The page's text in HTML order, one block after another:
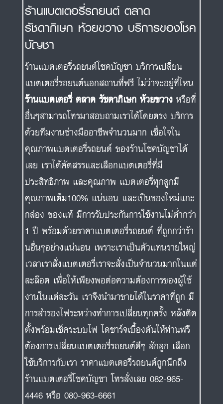
ร้านแบตเตอรี่รถยนต์ ตลาด
รัชดาภิเษก ห้วยขวาง บริการของโชค
บัญชา
ร้านแบตเตอรี่รถยนต์โชคบัญชา บริการเปลี่ยน
แบตเตอรี่รถยนต์นอกสถานที่ฟรี ไม่ว่าจะอยู่ที่ไหน
ร้านแบตเตอรี่ ตลาด รัชดาภิเษก ห้วยขวาง หรือที่
อื่นๆสามารถโทรมาสอบถามเราได้โดยตรง บริการ
ด้วยทีมงานช่างมืออาชีพจำนวนมาก เชื่อใจใน
คุณภาพแบตเตอรี่รถยนต์ ของร้านโชคบัญชาได้
เลย เราได้คัดสรรและเลือกแบตเตอรี่ที่มี
ประสิทธิภาพ และคุณภาพ แบตเตอรี่ทุกลูกมี
คุณภาพเต็ม100% แน่นอน และเป็นของใหม่แกะ
กล่อง ของแท้ มีการรับประกันการใช้งานไม่ต่ำกว่า
1 ปี พร้อมด้วยราคาแบตเตอรี่รถยนต์ ที่ถูกกว่าร้า
นอื่นๆอย่างแน่นอน เพราะเราเป็นตัวแทนรายใหญ่
เวลาเราสั่งแบตเตอรี่เราจะสั่งเป็นจำนวนมากในแต่
ละล๊อต เพื่อให้เพียงพอต่อความต้องการของผู้ใช้
งานในแต่ละวัน เราจึงนำมาขายได้ในราคาที่ถูก มี
การสำรองไฟระหว่างทำการเปลี่ยนทุกครั้ง หลังติด
ตั้งพร้อมเช็คระบบไฟ ไดชาร์จเบื้องต้นให้ท่านฟรี
ต้องการเปลี่ยนแบตเตอรี่รถยนต์ดีๆ สักลูก เลือก
ใช้บริการกับเรา ราคาแบตเตอรี่รถยนต์ถูกนึกถึง
ร้านแบตเตอรี่โชคบัญชา โทรสั่งเลย 082-965-
4446 หรือ 080-963-6661